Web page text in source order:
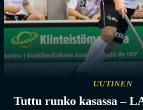
UUTINEN
Tuttu runko kasassa –